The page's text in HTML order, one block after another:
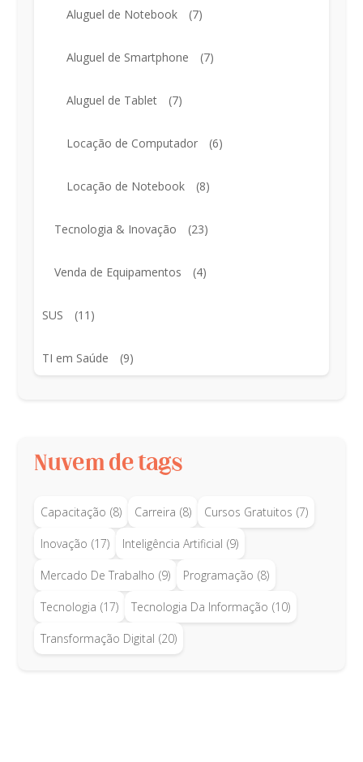
Aluguel de Notebook (7)
Aluguel de Smartphone (7)
Aluguel de Tablet (7)
Locação de Computador (6)
Locação de Notebook (8)
Tecnologia & Inovação (23)
Venda de Equipamentos (4)
SUS (11)
TI em Saúde (9)
Nuvem de tags
Capacitação (8) Carreira (8) Cursos Gratuitos (7)
Inovação (17) Inteligência Artificial (9)
Mercado De Trabalho (9) Programação (8)
Tecnologia (17) Tecnologia Da Informação (10)
Transformação Digital (20)